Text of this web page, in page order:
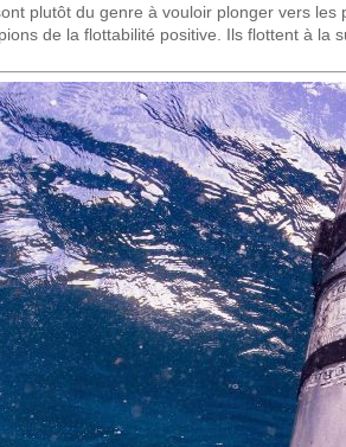
plutôt du genre à vouloir plonger vers
de la flottabilité positive. Ils flottent à la